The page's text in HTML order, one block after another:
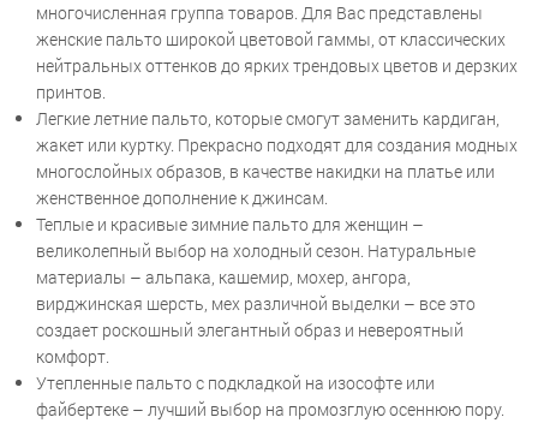
многочисленная группа товаров. Для Вас представлены
женские пальто широкой цветовой гаммы, от классических
нейтральных оттенков до ярких трендовых цветов и дерзких
принтов.
Легкие летние пальто, которые смогут заменить кардиган,
жакет или куртку. Прекрасно подходят для создания модных
многослойных образов, в качестве накидки на платье или
женственное дополнение к джинсам.
Теплые и красивые зимние пальто для женщин –
великолепный выбор на холодный сезон. Натуральные
материалы – альпака, кашемир, мохер, ангора,
вирджинская шерсть, мех различной выделки – все это
создает роскошный элегантный образ и невероятный
комфорт.
Утепленные пальто с подкладкой на изософте или
файбертеке – лучший выбор на промозглую осеннюю пору.